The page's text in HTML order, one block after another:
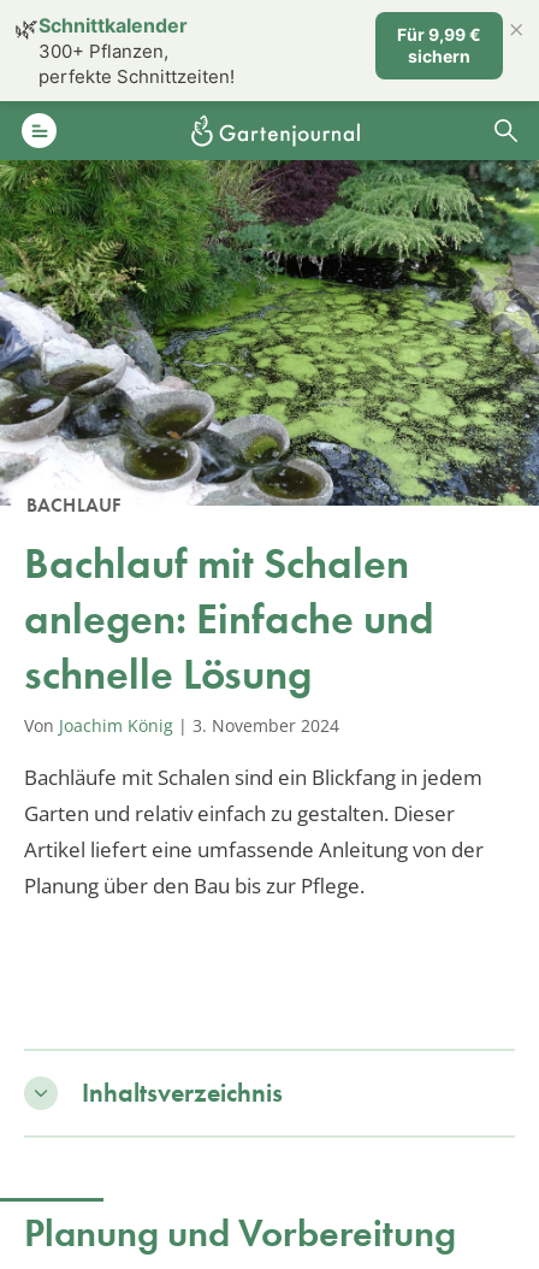
BACHLAUF
Bachlauf mit Schalen
anlegen: Einfache und
schnelle Lösung
Von Joachim König | 3. November 2024
Bachläufe mit Schalen sind ein Blickfang in jedem
Garten und relativ einfach zu gestalten. Dieser
Artikel liefert eine umfassende Anleitung von der
Planung über den Bau bis zur Pflege.
Inhaltsverzeichnis
Planung und Vorbereitung
🌿Schnittkalender
300+ Pflanzen,
perfekte Schnittzeiten!
Für 9,99 €
sichern
×